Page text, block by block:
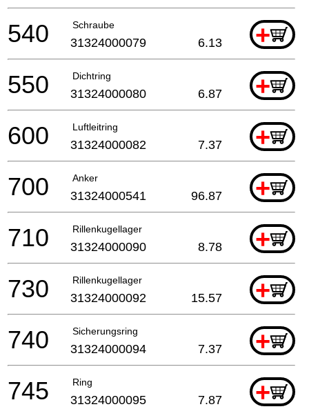
Schraube +
540 31324000079 6.13
Dichtring +
550 31324000080 6.87
Luftleitring +
600 31324000082 7.37
Anker +
700 31324000541 96.87
Rillenkugellager +
710 31324000090 8.78
Rillenkugellager +
730 31324000092 15.57
Sicherungsring +
740 31324000094 7.37
Ring +
745 31324000095 7.87